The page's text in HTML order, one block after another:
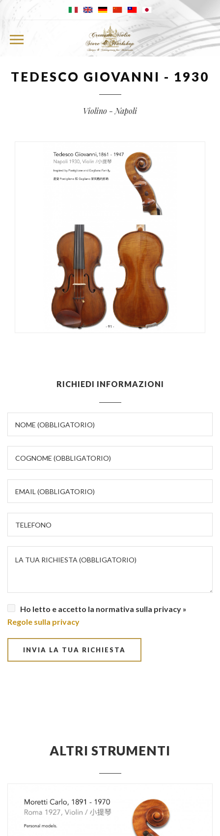
STRUMENTI BAROCCHI
LIUTERIA REGIONALE
TEDESCO GIOVANNI - 1930
Violino - Napoli
RICHIEDI INFORMAZIONI
Ho letto e accetto la normativa sulla privacy »
Regole sulla privacy
INVIA LA TUA RICHIESTA
ALTRI STRUMENTI